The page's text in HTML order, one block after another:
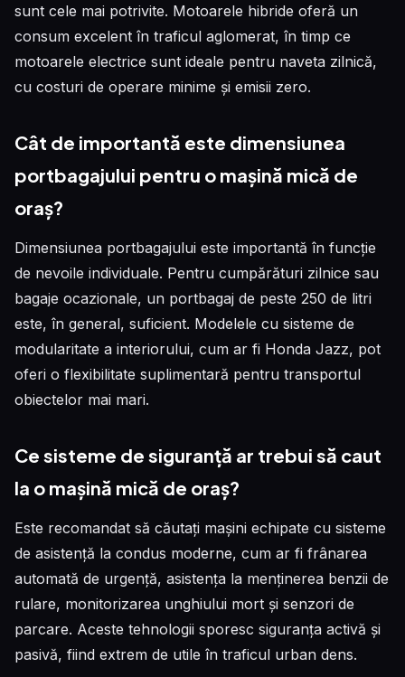
sunt cele mai potrivite. Motoarele hibride oferă un
consum excelent în traficul aglomerat, în timp ce
motoarele electrice sunt ideale pentru naveta zilnică,
cu costuri de operare minime și emisii zero.
Cât de importantă este dimensiunea
portbagajului pentru o mașină mică de
oraș?
Dimensiunea portbagajului este importantă în funcție
de nevoile individuale. Pentru cumpărături zilnice sau
bagaje ocazionale, un portbagaj de peste 250 de litri
este, în general, suficient. Modelele cu sisteme de
modularitate a interiorului, cum ar fi Honda Jazz, pot
oferi o flexibilitate suplimentară pentru transportul
obiectelor mai mari.
Ce sisteme de siguranță ar trebui să caut
la o mașină mică de oraș?
Este recomandat să căutați mașini echipate cu sisteme
de asistență la condus moderne, cum ar fi frânarea
automată de urgență, asistența la menținerea benzii de
rulare, monitorizarea unghiului mort și senzori de
parcare. Aceste tehnologii sporesc siguranța activă și
pasivă, fiind extrem de utile în traficul urban dens.